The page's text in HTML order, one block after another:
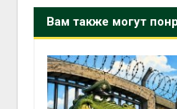
Вам также могут